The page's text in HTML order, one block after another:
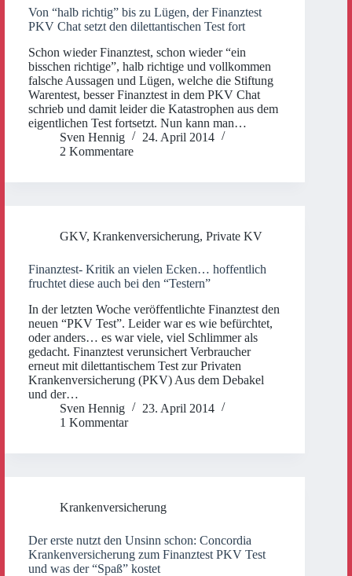
Von “halb richtig” bis zu Lügen, der Finanztest
PKV Chat setzt den dilettantischen Test fort
Schon wieder Finanztest, schon wieder “ein
bisschen richtige”, halb richtige und vollkommen
falsche Aussagen und Lügen, welche die Stiftung
Warentest, besser Finanztest in dem PKV Chat
schrieb und damit leider die Katastrophen aus dem
eigentlichen Test fortsetzt. Nun kann man…
Sven Hennig
24. April 2014
2 Kommentare
GKV, Krankenversicherung, Private KV
Finanztest- Kritik an vielen Ecken… hoffentlich
fruchtet diese auch bei den “Testern”
In der letzten Woche veröffentlichte Finanztest den
neuen “PKV Test”. Leider war es wie befürchtet,
oder anders… es war viele, viel Schlimmer als
gedacht. Finanztest verunsichert Verbraucher
erneut mit dilettantischem Test zur Privaten
Krankenversicherung (PKV) Aus dem Debakel
und der…
Sven Hennig
23. April 2014
1 Kommentar
Krankenversicherung
Der erste nutzt den Unsinn schon: Concordia
Krankenversicherung zum Finanztest PKV Test
und was der “Spaß” kostet